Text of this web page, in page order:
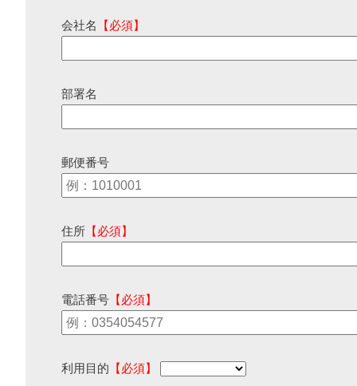
会社名 【必須】
部署名
郵便番号
住所 【必須】
電話番号 【必須】
利用目的 【必須】